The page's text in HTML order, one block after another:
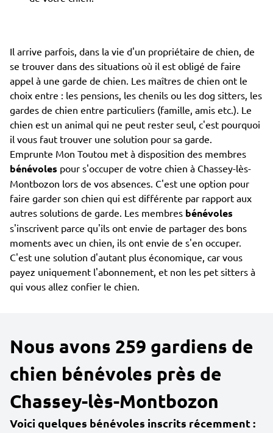
Il arrive parfois, dans la vie d'un propriétaire de chien, de
se trouver dans des situations où il est obligé de faire
appel à une garde de chien. Les maîtres de chien ont le
choix entre : les pensions, les chenils ou les dog sitters, les
gardes de chien entre particuliers (famille, amis etc.). Le
chien est un animal qui ne peut rester seul, c'est pourquoi
il vous faut trouver une solution pour sa garde.
Emprunte Mon Toutou met à disposition des membres
bénévoles pour s'occuper de votre chien à Chassey-lès-
Montbozon lors de vos absences. C'est une option pour
faire garder son chien qui est différente par rapport aux
autres solutions de garde. Les membres bénévoles
s'inscrivent parce qu'ils ont envie de partager des bons
moments avec un chien, ils ont envie de s'en occuper.
C'est une solution d'autant plus économique, car vous
payez uniquement l'abonnement, et non les pet sitters à
qui vous allez confier le chien.
Nous avons 259 gardiens de
chien bénévoles près de
Chassey-lès-Montbozon
Voici quelques bénévoles inscrits récemment :